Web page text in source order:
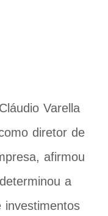
Varella
diretor de
afirmou
a
investimentos